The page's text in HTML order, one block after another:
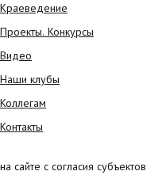
Краеведение
Проекты. Конкурсы
Видео
Наши клубы
Коллегам
Контакты
с согласия субъектов